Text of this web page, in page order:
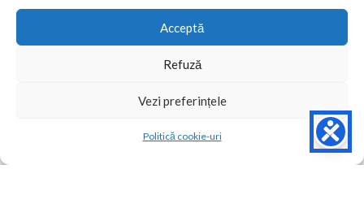
Acceptă
Refuză
Vezi preferințele
Politică cookie-uri
Telefon Fix: 0258 815 533
Email: office@donedocons.ro
Contul meu